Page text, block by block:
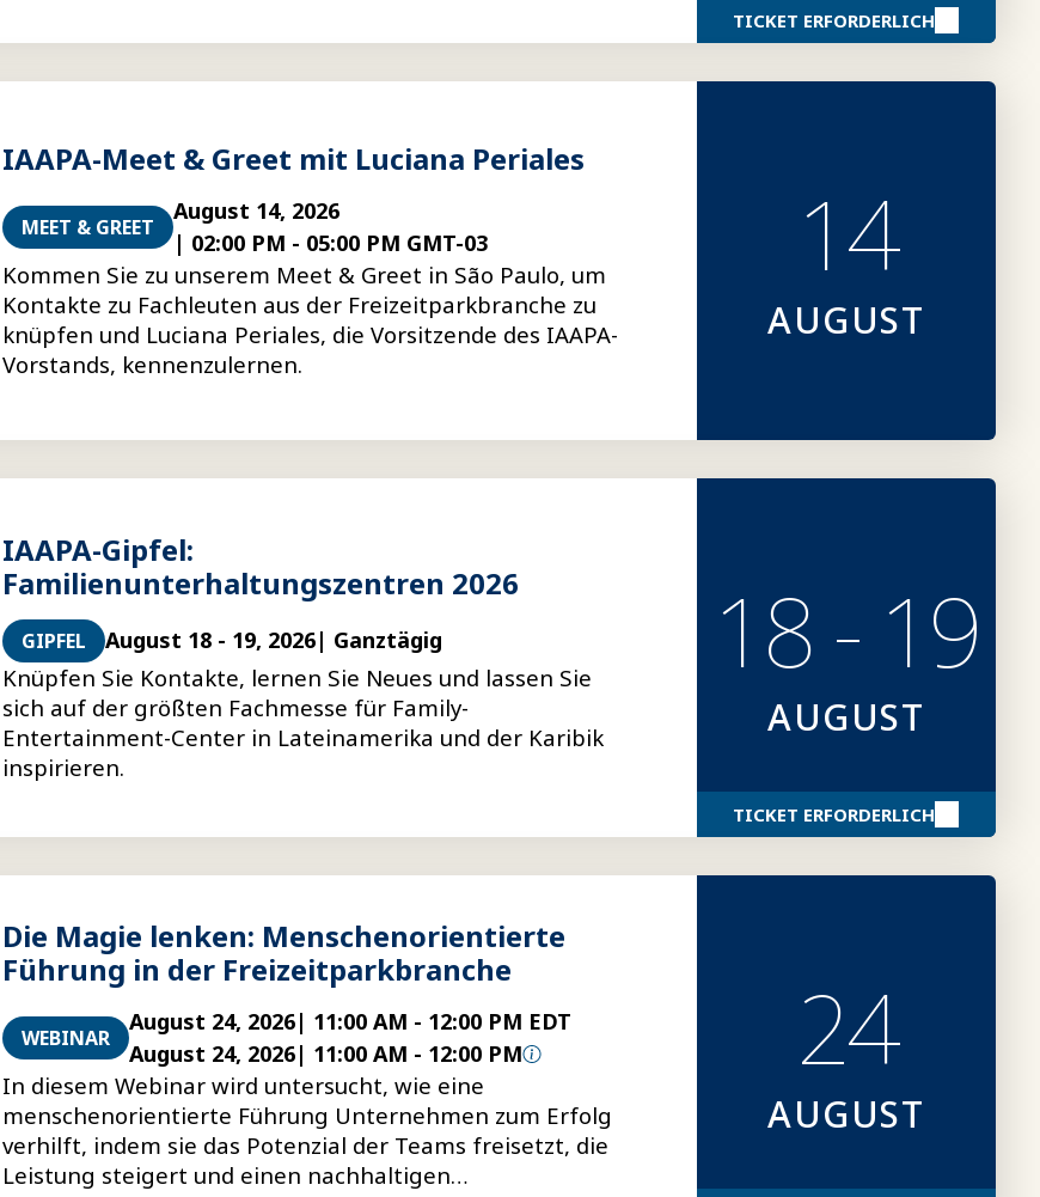
Tipps für die Erstellung überzeugenderer
TICKET ERFORDERLICH
IAAPA-Meet & Greet mit Luciana Periales
MEET & GREET
August 14, 2026
| 02:00 PM - 05:00 PM GMT-03
Kommen Sie zu unserem Meet & Greet in São Paulo, um
Kontakte zu Fachleuten aus der Freizeitparkbranche zu
knüpfen und Luciana Periales, die Vorsitzende des IAAPA-
Vorstands, kennenzulernen.
14
AUGUST
IAAPA-Gipfel:
Familienunterhaltungszentren 2026
GIPFEL August 18 - 19, 2026| Ganztägig
Knüpfen Sie Kontakte, lernen Sie Neues und lassen Sie
sich auf der größten Fachmesse für Family-
Entertainment-Center in Lateinamerika und der Karibik
inspirieren.
18 - 19
AUGUST
TICKET ERFORDERLICH
Die Magie lenken: Menschenorientierte
Führung in der Freizeitparkbranche
WEBINAR
August 24, 2026| 11:00 AM - 12:00 PM EDT
August 24, 2026| 11:00 AM - 12:00 PM
In diesem Webinar wird untersucht, wie eine
menschenorientierte Führung Unternehmen zum Erfolg
verhilft, indem sie das Potenzial der Teams freisetzt, die
Leistung steigert und einen nachhaltigen
24
AUGUST